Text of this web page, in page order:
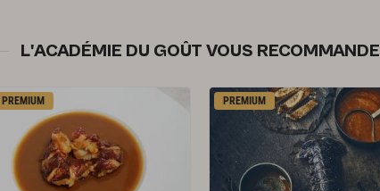
L'ACADÉMIE DU GOÛT VOUS RECOMMANDE
PREMIUM PREMIUM